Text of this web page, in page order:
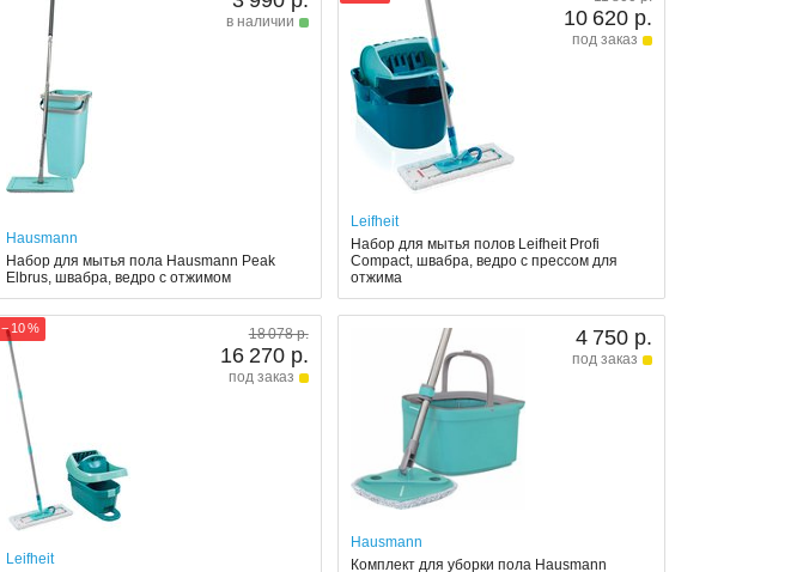
в наличии
Hausmann
Набор для мытья пола Hausmann Peak
Elbrus, швабра, ведро с отжимом
10 620 р.
под заказ
Leifheit
Набор для мытья полов Leifheit Profi
Compact, швабра, ведро с прессом для
отжима
− 10 % 18 078 р.
16 270 р.
под заказ
Leifheit
4 750 р.
под заказ
Hausmann
Комплект для уборки пола Hausmann